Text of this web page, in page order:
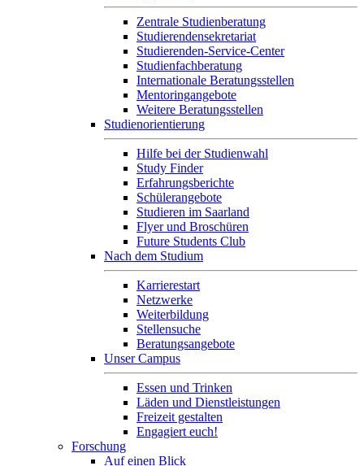
Zentrale Studienberatung
Studierendensekretariat
Studierenden-Service-Center
Studienfachberatung
Internationale Beratungsstellen
Mentoringangebote
Weitere Beratungsstellen
Studienorientierung
Hilfe bei der Studienwahl
Study Finder
Erfahrungsberichte
Schülerangebote
Studieren im Saarland
Flyer und Broschüren
Future Students Club
Nach dem Studium
Karrierestart
Netzwerke
Weiterbildung
Stellensuche
Beratungsangebote
Unser Campus
Essen und Trinken
Läden und Dienstleistungen
Freizeit gestalten
Engagiert euch!
Forschung
Auf einen Blick